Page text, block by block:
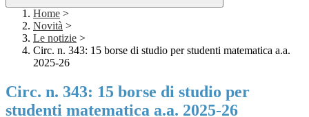
Home >
Novità >
Le notizie >
Circ. n. 343: 15 borse di studio per studenti matematica a.a.
2025-26
Circ. n. 343: 15 borse di studio per
studenti matematica a.a. 2025-26